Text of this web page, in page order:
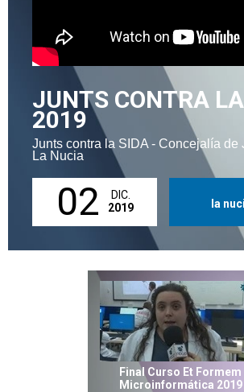
JUNTS CONTRA
2019
Junts contra la SIDA - Concejalía de
La Nucia
02
DIC.
2019
la
Final Curso Et Formem
Microinformática 2019